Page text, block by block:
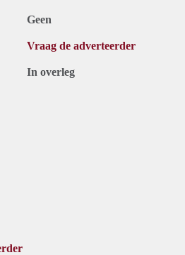
Geen
Vraag de adverteerder
In overleg